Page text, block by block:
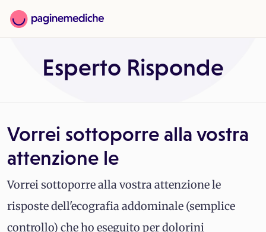
Esperto Risponde
Vorrei sottoporre alla vostra
attenzione le
Vorrei sottoporre alla vostra attenzione le
risposte dell'ecografia addominale (semplice
controllo) che ho eseguito per dolorini